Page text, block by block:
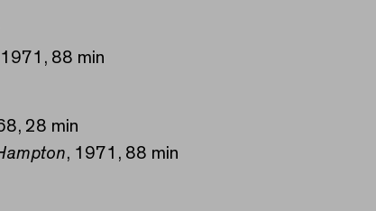
1971, 88 min
28 min
, 1971, 88 min